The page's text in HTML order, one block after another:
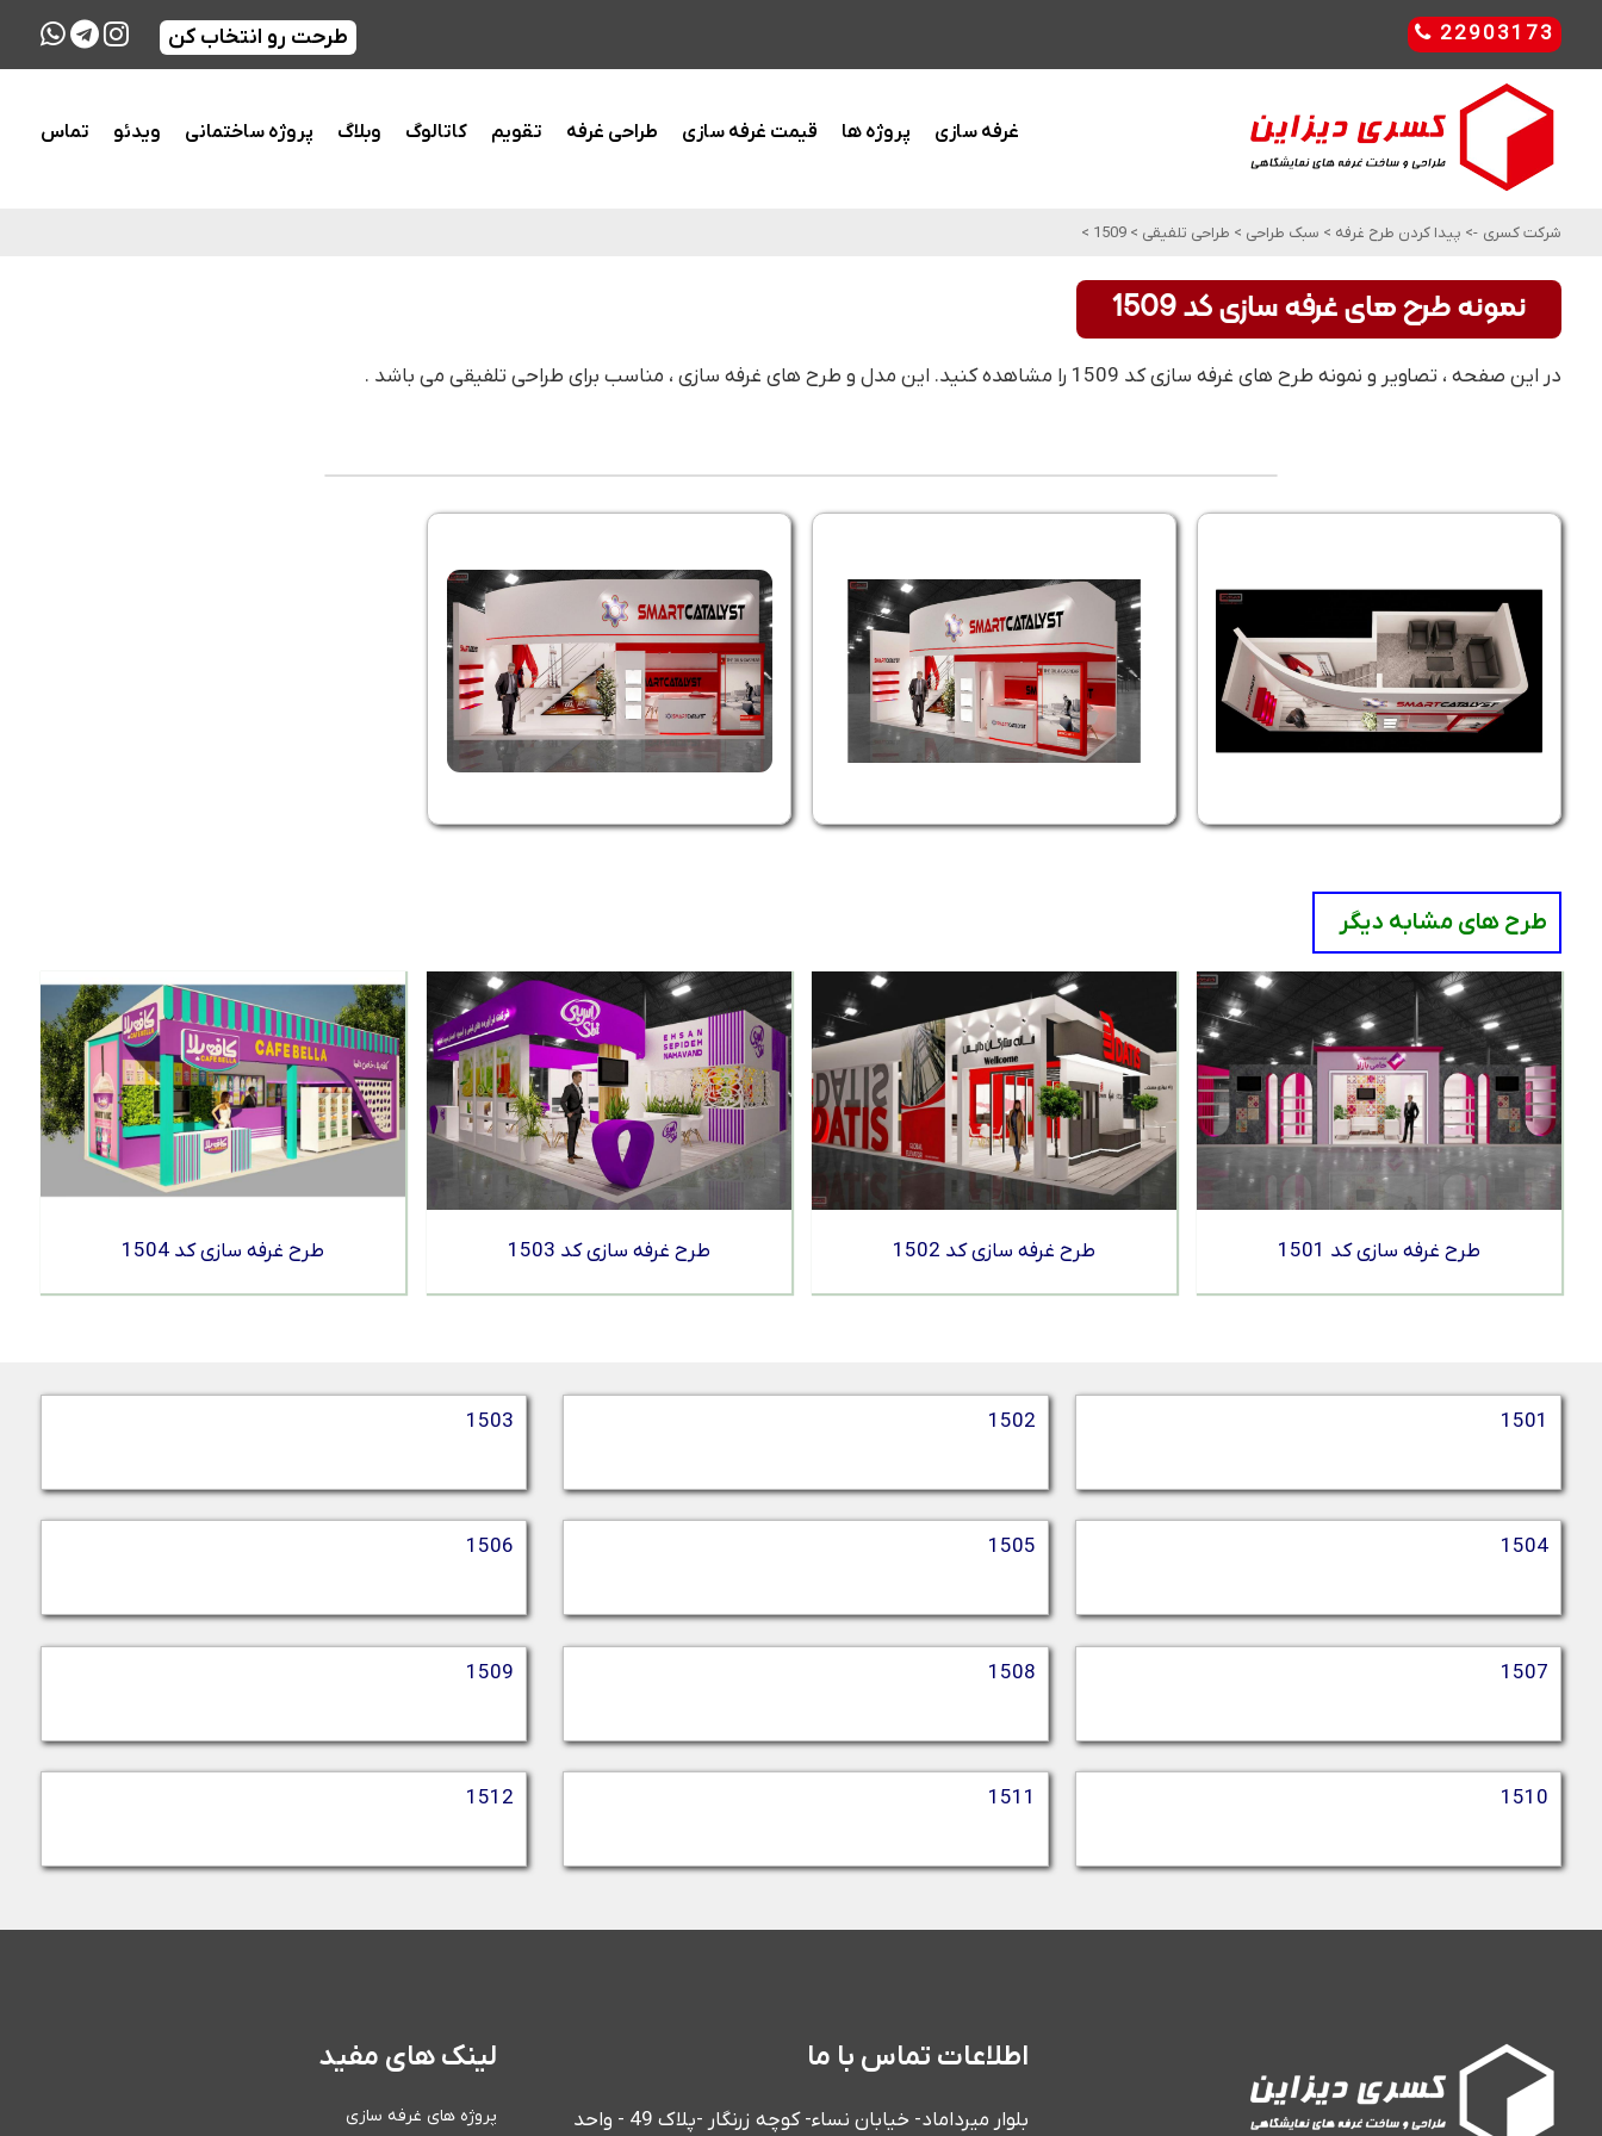
22903173 طرحت رو انتخاب کن
غرفه سازی پروژه ها قیمت غرفه سازی طراحی غرفه تقویم کاتالوگ وبلاگ پروژه ساختمانی ویدئو تماس
شرکت کسری -> پیدا کردن طرح غرفه > سبک طراحی > طراحی تلفیقی >
1509
>
نمونه طرح های غرفه سازی کد 1509
در این صفحه ، تصاویر و نمونه طرح های غرفه سازی کد 1509 را مشاهده کنید. این مدل و طرح های غرفه سازی ، مناسب برای طراحی تلفیقی می باشد .
طرح های مشابه دیگر
طرح غرفه سازی کد 1501 طرح غرفه سازی کد 1502 طرح غرفه سازی کد 1503 طرح غرفه سازی کد 1504
1501
1502
1503
1504
1505
1506
1507
1508
1509
1510
1511
1512
اطلاعات تماس با ما
بلوار میرداماد- خیابان نساء- کوچه زرنگار -پلاک 49 - واحد
لینک های مفید
پروژه های غرفه سازی